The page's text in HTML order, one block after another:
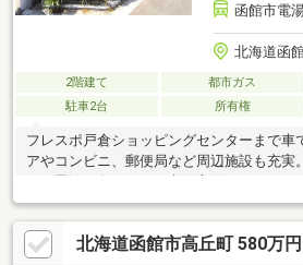
函館市電
北海道函
2階建て 都市ガス
駐車2台
所有権
フレスポ戸倉ショッピングセンターまで車
アやコンビニ、郵便局など周辺施設も充実
とで函館の各エリア・七飯方面のアクセ
替えなどのリフォーム?提案も可能ですの
軽にご相談下さい。
北海道函館市高丘町 580万